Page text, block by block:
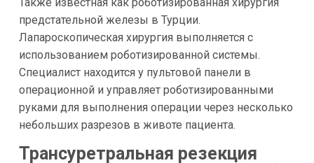
предстательной железы в Турции.
Лапароскопическая хирургия выполняется с
использованием роботизированной системы.
Специалист находится у пультовой панели в
операционной и управляет роботизированными
руками для выполнения операции через несколько
небольших разрезов в животе пациента.
Трансуретральная резекция